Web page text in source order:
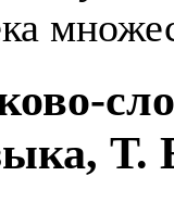
в другие
как
компаниях:
и т.д.